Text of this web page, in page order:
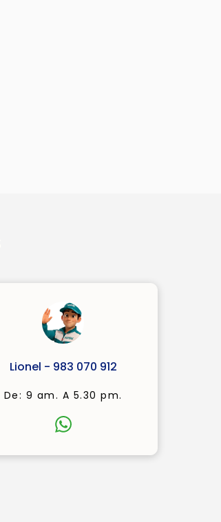
Lionel - 983 070 912
De: 9 am. A 5.30 pm.